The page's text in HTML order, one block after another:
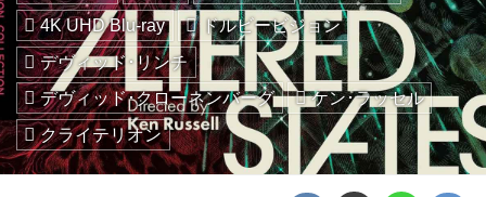
4K UHD Blu-ray
ドルビービジョン
デヴィッド･リンチ
デヴィッド･クローネンバーグ
ケン･ラッセル
クライテリオン